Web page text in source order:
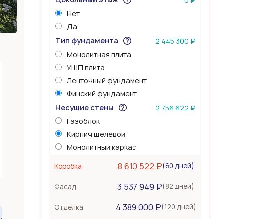
Нет
Да
Тип фундамента
2 445 300 ₽
Монолитная плита
УШП плита
Ленточный фундамент
Финский фундамент
Несущие стены
2 756 622 ₽
Газоблок
Кирпич щелевой
Монолитный каркас
Бетонные стены
Коробка 8 610 522 ₽(60 дней)
Фасад 3 537 949 ₽(82 дней)
Отделка 4 389 000 ₽(120 дней)